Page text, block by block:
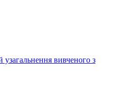
вивченого з